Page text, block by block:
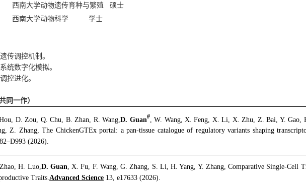
西南大学动物遗传育种与繁殖 硕士
西南大学动物科学 学士
传调控机制。
统数字化模拟。
控进化。
同一作）
D. Zou, Q. Chu, B. Zhan, R. Wang,D. Guan#, W. Wang, X. Feng, X. Li, X. Zhu, Z. Bai, Y. Gao,
Z. Zhang, The ChickenGTEx portal: a pan-tissue catalogue of regulatory variants shaping
(2026).
H. Luo, D. Guan , X. Fu, F. Wang, G. Zhang, S. Li, H. Yang, Y. Zhang, Comparative Single-Cell
Traits. Advanced Science 13, e17633 (2026).